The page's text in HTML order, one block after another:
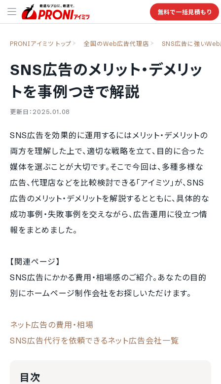
無料で一括見積もり
PRONIアイミツ トップ 全国のWeb広告代理店 SNS広告に強い
SNS広告のメリット・デメリッ
トを事例つきで解説
更新日：2025.01.08
SNS広告を効果的に運用するにはメリット・デメリットの
両方を理解した上で、適切な戦略を立て、目的に合った
媒体を選ぶことが大切です。そこで今回は、多種多様な
広告、代理店などを比較検討できる「アイミツ」が、SNS
広告のメリット・デメリットを解説するとともに、具体的な
成功事例・失敗事例を交えながら、広告運用に役立つ情
報をまとめました。
【関連ページ】
SNS広告にかかる費用・相場感のご紹介。あなたの目的
別にホームページ制作会社をお探しいただけます。
ネット広告の費用・相場
SNS広告代行を依頼できるネット広告会社一覧
目次